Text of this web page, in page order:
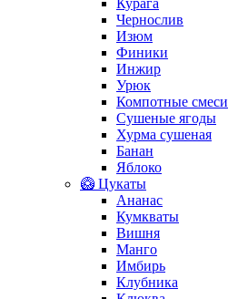
Курага
Чернослив
Изюм
Финики
Инжир
Урюк
Компотные смеси
Сушеные ягоды
Хурма сушеная
Банан
Яблоко
🥝 Цукаты
Ананас
Кумкваты
Вишня
Манго
Имбирь
Клубника